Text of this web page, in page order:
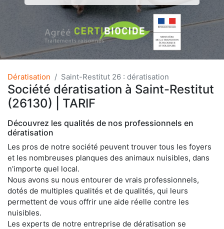
Dératisation Saint-Restitut 26 : dératisation
Société dératisation à Saint-Restitut
(26130) | TARIF
Découvrez les qualités de nos professionnels en
dératisation
Les pros de notre société peuvent trouver tous les foyers
et les nombreuses planques des animaux nuisibles, dans
n'importe quel local.
Nous avons su nous entourer de vrais professionnels,
dotés de multiples qualités et de qualités, qui leurs
permettent de vous offrir une aide réelle contre les
nuisibles.
Les experts de notre entreprise de dératisation se